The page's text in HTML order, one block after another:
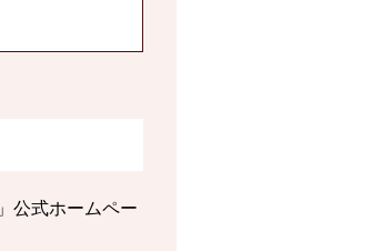
公式ホームペー